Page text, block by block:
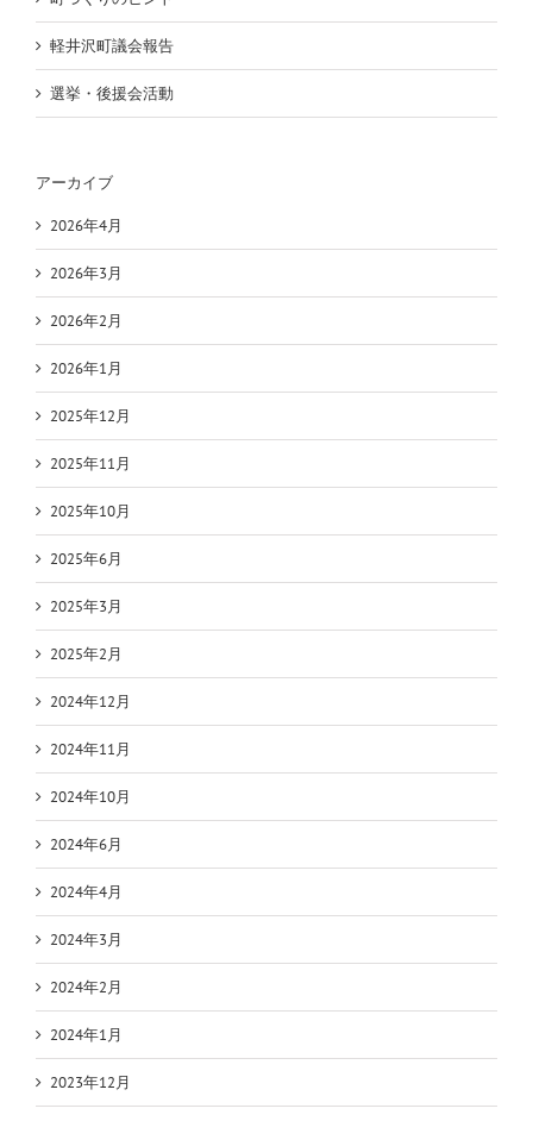
軽井沢町議会報告
選挙・後援会活動
アーカイブ
2026年4月
2026年3月
2026年2月
2026年1月
2025年12月
2025年11月
2025年10月
2025年6月
2025年3月
2025年2月
2024年12月
2024年11月
2024年10月
2024年6月
2024年4月
2024年3月
2024年2月
2024年1月
2023年12月